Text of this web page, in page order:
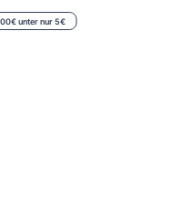
unter nur 5€